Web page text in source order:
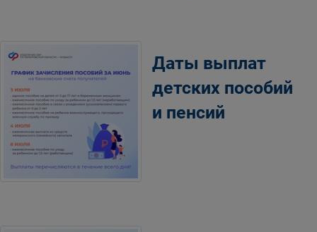
Даты выплат
детских пособий
и пенсий